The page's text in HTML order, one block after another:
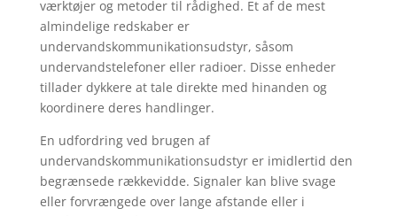
værktøjer og metoder til rådighed. Et af de mest
almindelige redskaber er
undervandskommunikationsudstyr, såsom
undervandstelefoner eller radioer. Disse enheder
tillader dykkere at tale direkte med hinanden og
koordinere deres handlinger.
En udfordring ved brugen af ​​
undervandskommunikationsudstyr er imidlertid den
begrænsede rækkevidde. Signaler kan blive svage
eller forvrængede over lange afstande eller i